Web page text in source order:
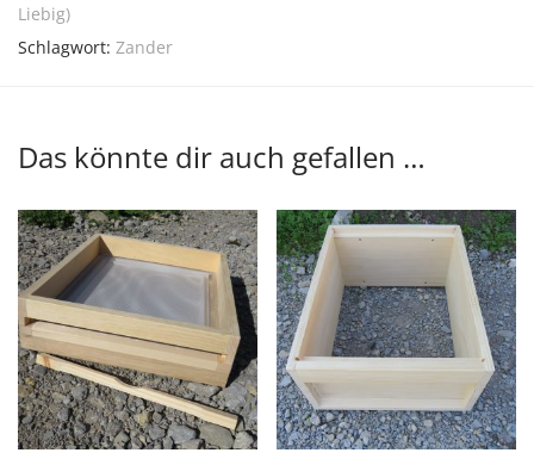
Liebig)
Schlagwort: Zander
Das könnte dir auch gefallen …